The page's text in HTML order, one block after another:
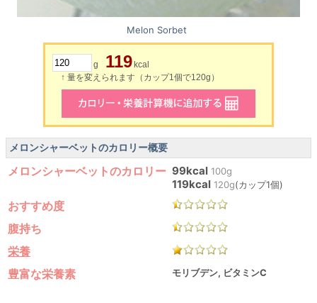
Melon Sorbet
g 119 kcal
↑ 量を変えられます（カップ1個で120g）
メロンシャーベットのカロリー概要
メロンシャーベットのカロリー 99kcal 100g
119kcal 120g(カップ1個)
おすすめ度
腹持ち
栄養
豊富な栄養素
モリブデン, ビタミンC